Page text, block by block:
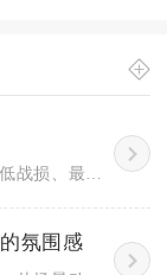
队友统一按照队列行动是二战风云军团作战降低战损、最大化协同输...
氛围感